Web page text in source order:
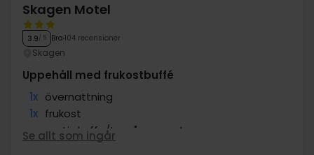
Skagen Motel
3.9/ 5 Bra 104 recensioner
Skagen
Uppehåll med frukostbuffé
1x övernattning
1x frukost
∞
gratis kaffe/te på rummet
flaska vin på rummet (att dela)
Se allt som ingår